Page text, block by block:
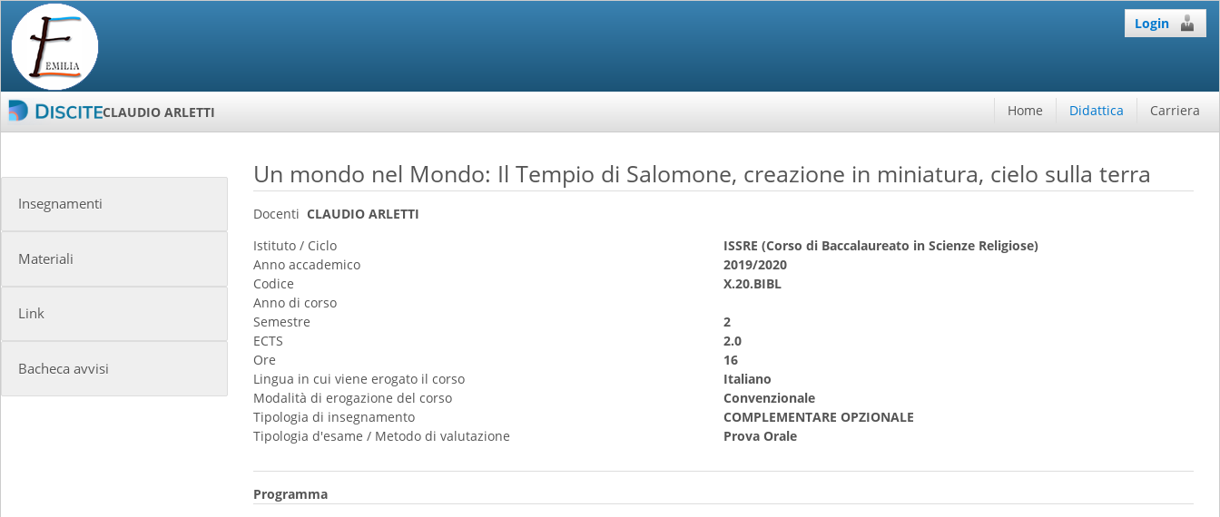
Login
CLAUDIO ARLETTI Home Didattica Carriera
Insegnamenti
Materiali
Link
Bacheca avvisi
Un mondo nel Mondo: Il Tempio di Salomone, creazione in miniatura, cielo sulla terra
Docenti CLAUDIO ARLETTI
Istituto / Ciclo
ISSRE (Corso di Baccalaureato in Scienze Religiose)
Anno accademico
2019/2020
Codice
X.20.BIBL
Anno di corso
Semestre
2
ECTS
2.0
Ore
16
Lingua in cui viene erogato il corso
Italiano
Modalità di erogazione del corso
Convenzionale
Tipologia di insegnamento
COMPLEMENTARE OPZIONALE
Tipologia d'esame / Metodo di valutazione
Prova Orale
Programma